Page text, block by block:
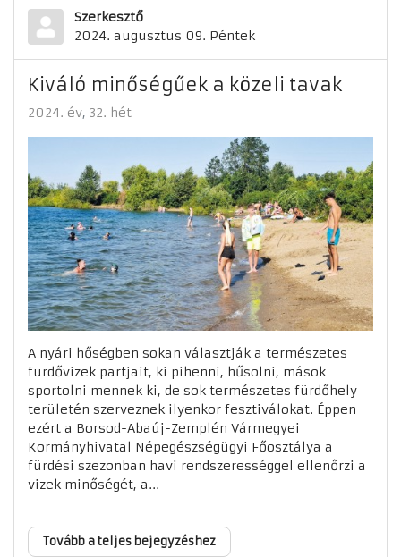
Szerkesztő
2024. augusztus 09. Péntek
Kiváló minőségűek a közeli tavak
2024. év 32. hét
A nyári hőségben sokan választják a természetes
fürdővizek partjait, ki pihenni, hűsölni, mások
sportolni mennek ki, de sok természetes fürdőhely
területén szerveznek ilyenkor fesztiválokat. Éppen
ezért a Borsod-Abaúj-Zemplén Vármegyei
Kormányhivatal Népegészségügyi Főosztálya a
fürdési szezonban havi rendszerességgel ellenőrzi a
vizek minőségét, a...
Tovább a teljes bejegyzéshez